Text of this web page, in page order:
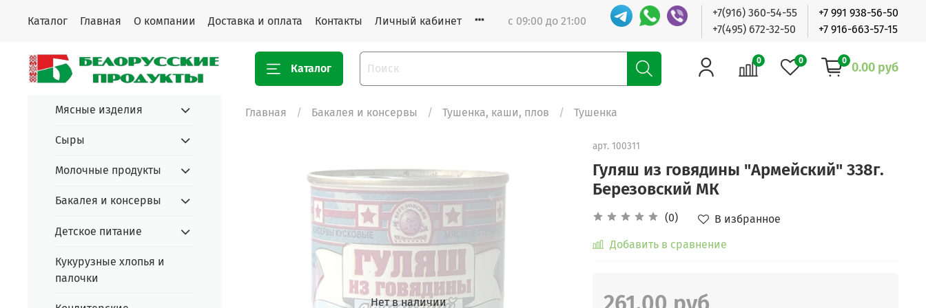
Каталог Главная О компании Доставка и оплата Контакты Личный кабинет с 09:00 до 21:00
+7(916) 360-54-55
+7(495) 672-32-50
+7 991 938-56-50
+7 916-663-57-15
Каталог
0 0 0 0.00 руб
Главная Бакалея и консервы Тушенка, каши, плов Тушенка
Нет в наличии
арт. 100311
Гуляш из говядины "Армейский" 338г.
Березовский МК
(0)
В избранное
Добавить в сравнение
Мясные изделия
Сыры
Молочные продукты
Бакалея и консервы
Детское питание
Кукурузные хлопья и
палочки